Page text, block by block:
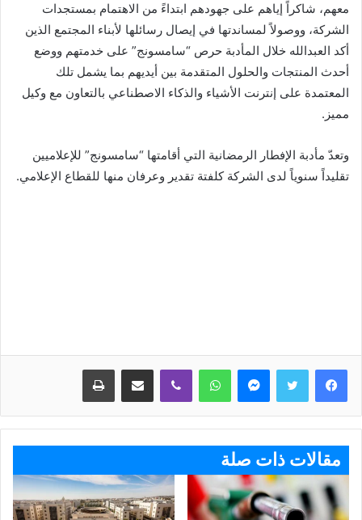
معهم، شاكراً إياهم على جهودهم ابتداءً من الاهتمام بمستجدات
الشركة، ووصولاً لمساندتها في إيصال رسائلها لأبناء المجتمع الذين
أكد العبدالله خلال المأدبة حرص “سامسونج” على خدمتهم ووضع
أحدث المنتجات والحلول المتقدمة بين أيديهم بما يشمل تلك
المعتمدة على إنترنت الأشياء والذكاء الاصطناعي بالتعاون مع وكيل
مميز.
وتعدّ مأدبة الإفطار الرمضانية التي أقامتها “سامسونج” للإعلاميين
تقليداً سنوياً لدى الشركة كلفتة تقدير وعرفان منها للقطاع الإعلامي.
ماسنجر واتساب ڤايبر مشاركة عبر البريد طباعة
مقالات ذات صلة